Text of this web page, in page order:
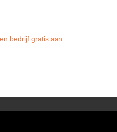
bedrijf gratis aan